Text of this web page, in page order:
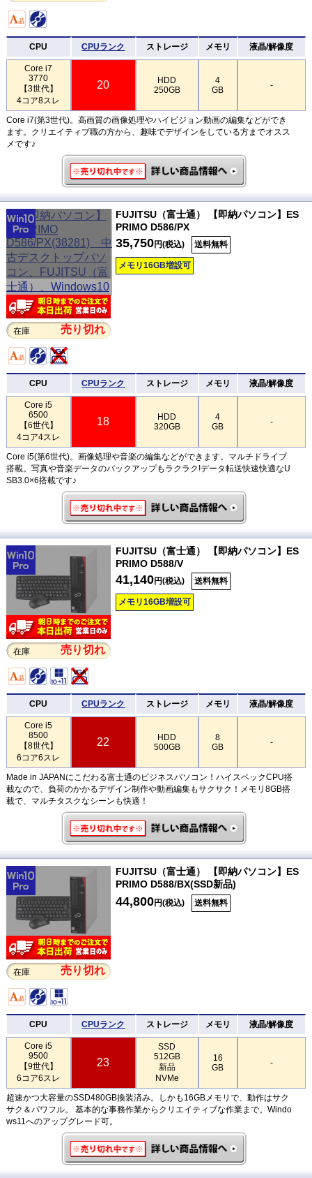
CPU CPUランク ストレージ メモリ 液晶/解像度
Core i7
3770
【3世代】
4コア8スレ
20
HDD
250GB
4
GB
-
Core i7(第3世代)。高画質の画像処理やハイビジョン動画の編集などができ
ます。クリエイティブ職の方から、趣味でデザインをしている方までオスス
メです♪
在庫 売り切れ
FUJITSU（富士通） 【即納パソコン】ES
PRIMO D586/PX
35,750円(税込) 送料無料
メモリ16GB増設可
CPU CPUランク ストレージ メモリ 液晶/解像度
Core i5
6500
【6世代】
4コア4スレ
18
HDD
320GB
4
GB
-
Core i5(第6世代)。画像処理や音楽の編集などができます。マルチドライブ
搭載。写真や音楽データのバックアップもラクラク!データ転送快速快適なU
SB3.0×6搭載です♪
在庫 売り切れ
FUJITSU（富士通） 【即納パソコン】ES
PRIMO D588/V
41,140円(税込) 送料無料
メモリ16GB増設可
CPU CPUランク ストレージ メモリ 液晶/解像度
Core i5
8500
【8世代】
6コア6スレ
22
HDD
500GB
8
GB
-
Made in JAPANにこだわる富士通のビジネスパソコン！ハイスペックCPU搭
載なので、負荷のかかるデザイン制作や動画編集もサクサク！メモリ8GB搭
載で、マルチタスクなシーンも快適！
在庫 売り切れ
FUJITSU（富士通） 【即納パソコン】ES
PRIMO D588/BX(SSD新品)
44,800円(税込) 送料無料
CPU CPUランク ストレージ メモリ 液晶/解像度
Core i5
9500
【9世代】
6コア6スレ
23
SSD
512GB
新品
NVMe
16
GB
-
超速かつ大容量のSSD480GB換装済み。しかも16GBメモリで、動作はサク
サク＆パワフル。 基本的な事務作業からクリエイティブな作業まで。Windo
ws11へのアップグレード可。